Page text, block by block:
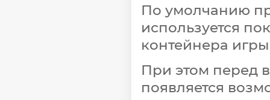
По умолчанию
используется
контейнера
При этом перед
появляется